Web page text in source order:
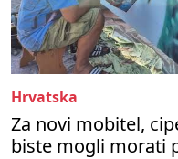
Hrvatska
Za novi mobitel,
biste mogli morati